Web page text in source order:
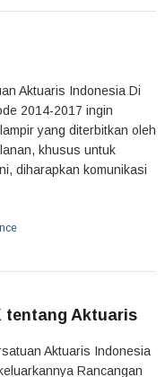
Aktuaris Indonesia Di
2014-2017 ingin
yang diterbitkan oleh
khusus untuk
diharapkan komunikasi
tentang Aktuaris
Aktuaris Indonesia
Rancangan